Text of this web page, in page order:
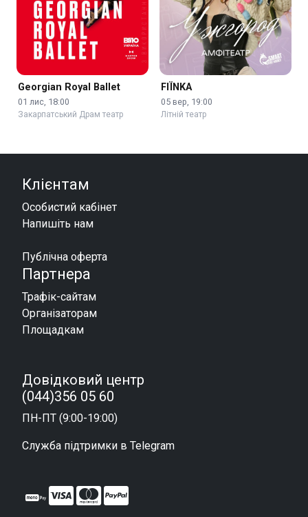
Georgian Royal Ballet
01 лис, 18:00
Закарпатський Драм театр
FIЇNKA
05 вер, 19:00
Літній театр
Клієнтам
Особистий кабінет
Напишіть нам
Публічна оферта
Партнера
Трафік-сайтам
Організаторам
Площадкам
Довідковий центр
(044)356 05 60
ПН-ПТ (9:00-19:00)
Служба підтримки в Telegram